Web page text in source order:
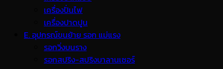
เครื่องปั่นไฟ
เครื่องปาดปูน
E. อุปกรณ์ขนย้าย รอก แม่แรง
รอกวิ่งบนราง
รอกสปริง-สปริงบาลานเซอร์